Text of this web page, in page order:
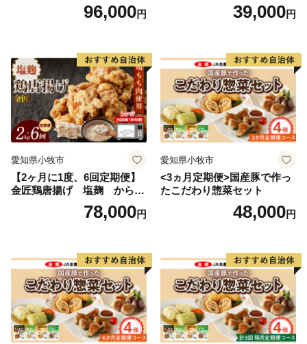
96,000円 39,000円
愛知県小牧市
【2ヶ月に1度、6回定期便】
金匠鶏唐揚げ 塩麹 からあ
78,000円
愛知県小牧市
<3ヵ月定期便>国産豚で作っ
たこだわり惣菜セット
48,000円